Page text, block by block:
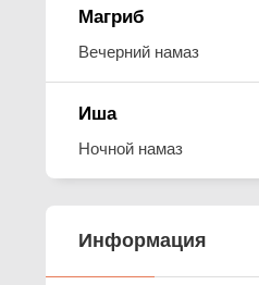
Магриб
Вечерний намаз
Иша
Ночной намаз
Информация